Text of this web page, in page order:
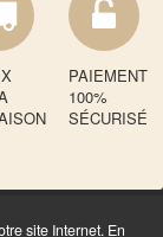
site Internet. En
PAIEMENT
100%
SÉCURISÉ